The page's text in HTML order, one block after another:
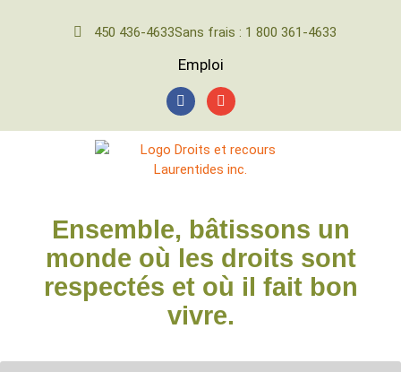
450 436-4633Sans frais : 1 800 361-4633
Emploi
Ensemble, bâtissons un
monde où les droits sont
respectés et où il fait bon
vivre.